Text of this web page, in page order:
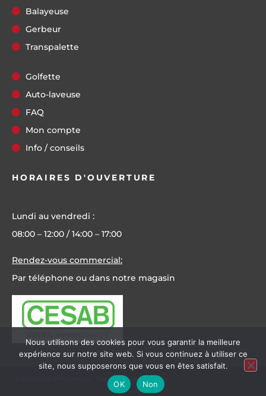
Balayeuse
Gerbeur
Transpalette
Golfette
Auto-laveuse
FAQ
Mon compte
Info / conseils
HORAIRES D'OUVERTURE
Lundi au vendredi :
08:00 – 12:00 / 14:00 – 17:00
Rendez-vous commercial:
Par téléphone ou dans notre magasin
CDS Manutention. Tous droits réservés. Mentions légales
| RéalisationNouveausoft.com
Nous utilisons des cookies pour vous garantir la meilleure
expérience sur notre site web. Si vous continuez à utiliser ce
site, nous supposerons que vous en êtes satisfait.
OK
Non